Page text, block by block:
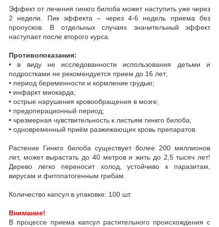
Эффект от лечения гинкго билоба может наступить уже через
2 недели. Пик эффекта – через 4-6 недель приема без
пропусков. В отдельных случаях значительный эффект
наступает после второго курса.
Противопоказания:
•
в виду не исследованности использования детьми и
подростками не рекомендуется прием до 16 лет;
• период беременности и кормление грудью;
• инфаркт миокарда;
• острые нарушения кровообращения в мозге;
• предоперационный период;
• чрезмерная чувствительность к листьям гинкго билоба;
• одновременный приём разжижающих кровь препаратов.
Растение Гинкго билоба существует более 200 миллионов
лет, может вырастать до 40 метров и жить до 2,5 тысяч лет!
Дерево легко переносит холод, устойчиво к паразитам,
вирусам и фитопатогенным грибам.
Количество капсул в упаковке: 100 шт.
Внимание!
В процессе приема капсул растительного происхождения с